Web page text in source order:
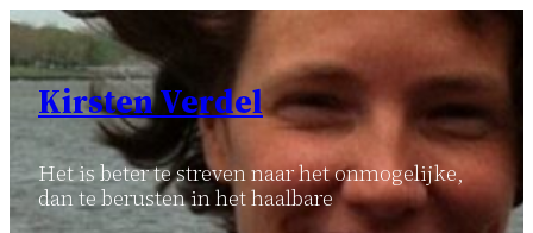
Ga
naar
inhoud
Kirsten Verdel
Het is beter te streven naar het onmogelijke,
dan te berusten in het haalbare